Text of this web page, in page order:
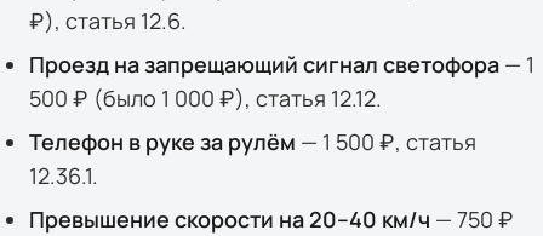
₽), статья 12.6.
Проезд на запрещающий сигнал светофора— 1
500 ₽ (было 1 000 ₽), статья 12.12.
Телефон в руке за рулём — 1 500 ₽, статья
12.36.1.
Превышение скорости на 20–40 км/ч — 750 ₽